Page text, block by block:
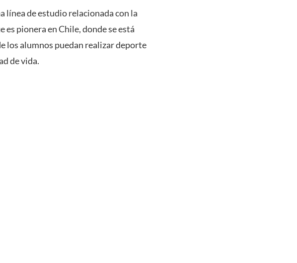
línea de estudio relacionada con la
pionera en Chile, donde se está
los alumnos puedan realizar deporte
de vida.